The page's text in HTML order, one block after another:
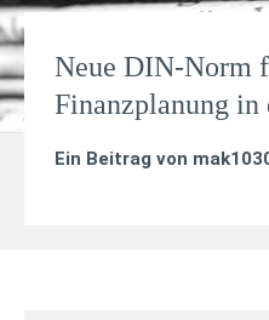
Neue DIN-Norm
Finanzplanung in
Ein Beitrag von